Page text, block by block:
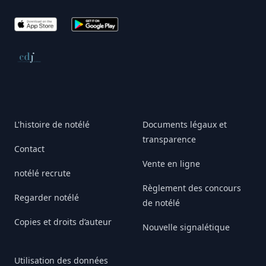
App Store Google Play
Conseil de déontologie journalistique
L'histoire de notélé
Contact
notélé recrute
Regarder notélé
Copies et droits d’auteur
Utilisation des données
Documents légaux et
transparence
Vente en ligne
Règlement des concours
de notélé
Nouvelle signalétique